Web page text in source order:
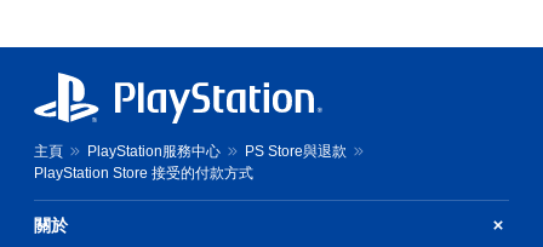
主頁 PlayStation服務中心
PS Store與退款
PlayStation Store 接受的付款方式
關於